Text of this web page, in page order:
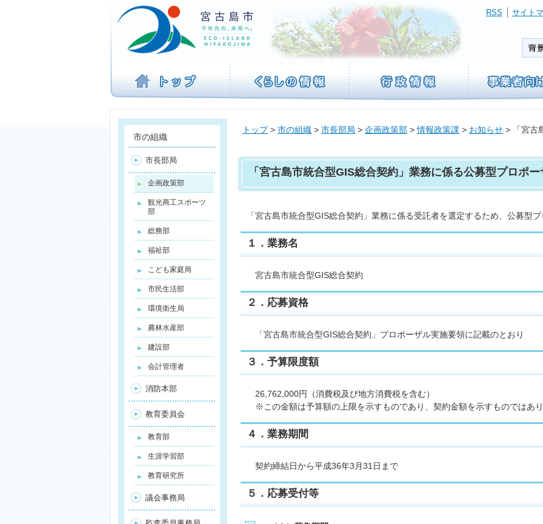
ビ
を
ば
す
サイト
RSS
トップ> 市の組織 > 市長部局 > 企画政策部 >情報政策課 > お知らせ > 「宮古
「宮古島市統合型GIS総合契約」業務に係る公募型プロポ
「宮古島市統合型GIS総合契約」業務に係る受託者を選定するため、公募型
１．業務名
宮古島市統合型GIS総合契約
２．応募資格
「宮古島市統合型GIS総合契約」プロポーザル実施要領に記載のとおり
３．予算限度額
26,762,000円（消費税及び地方消費税を含む）
※この金額は予算額の上限を示すものであり、契約金額を示すものではあ
４．業務期間
契約締結日から平成36年3月31日まで
５．応募受付等
市の組織
市長部局
企画政策部
観光商工スポーツ
部
総務部
福祉部
こども家庭局
市民生活部
環境衛生局
農林水産部
建設部
会計管理者
消防本部
教育委員会
教育部
生涯学習部
教育研究所
議会事務局